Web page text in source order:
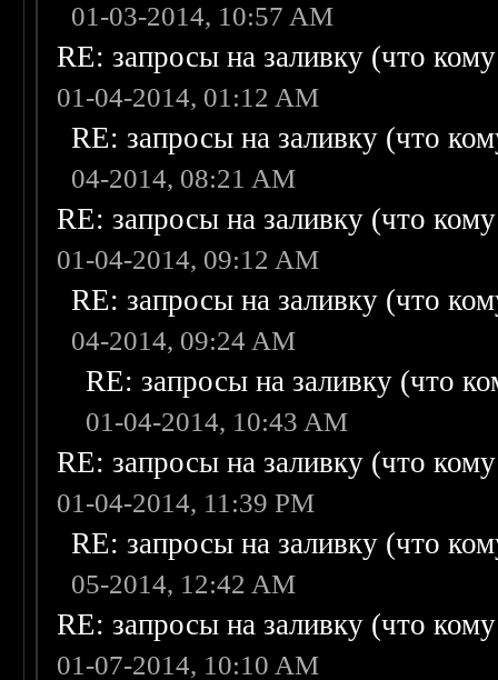
01-03-2014, 10:57 AM
RE: запросы на заливку (что
01-04-2014, 01:12 AM
RE: запросы на заливку (что
04-2014, 08:21 AM
RE: запросы на заливку (что
01-04-2014, 09:12 AM
RE: запросы на заливку (что
04-2014, 09:24 AM
RE: запросы на заливку (что
01-04-2014, 10:43 AM
RE: запросы на заливку (что
01-04-2014, 11:39 PM
RE: запросы на заливку (что
05-2014, 12:42 AM
RE: запросы на заливку (что
01-07-2014, 10:10 AM